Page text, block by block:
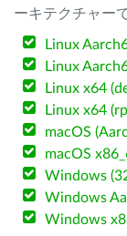
ーキテクチャー
Linux
Linux
Linux x64
Linux x64
macOS
macOS
Windows
Windows
Windows